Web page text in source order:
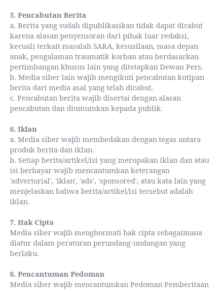
5. Pencabutan Berita
a. Berita yang sudah dipublikasikan tidak dapat dicabut
karena alasan penyensoran dari pihak luar redaksi,
kecuali terkait masalah SARA, kesusilaan, masa depan
anak, pengalaman traumatik korban atau berdasarkan
pertimbangan khusus lain yang ditetapkan Dewan Pers.
b. Media siber lain wajib mengikuti pencabutan kutipan
berita dari media asal yang telah dicabut.
c. Pencabutan berita wajib disertai dengan alasan
pencabutan dan diumumkan kepada publik.
6. Iklan
a. Media siber wajib membedakan dengan tegas antara
produk berita dan iklan.
b. Setiap berita/artikel/isi yang merupakan iklan dan atau
isi berbayar wajib mencantumkan keterangan
'advertorial', 'iklan', 'ads', 'sponsored', atau kata lain yang
menjelaskan bahwa berita/artikel/isi tersebut adalah
iklan.
7. Hak Cipta
Media siber wajib menghormati hak cipta sebagaimana
diatur dalam peraturan perundang-undangan yang
berlaku.
8. Pencantuman Pedoman
Media siber wajib mencantumkan Pedoman Pemberitaan